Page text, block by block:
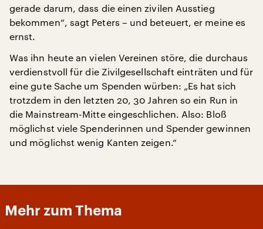
gerade darum, dass die einen zivilen Ausstieg
bekommen“, sagt Peters – und beteuert, er meine es
ernst.
Was ihn heute an vielen Vereinen störe, die durchaus
verdienstvoll für die Zivilgesellschaft einträten und für
eine gute Sache um Spenden würben: „Es hat sich
trotzdem in den letzten 20, 30 Jahren so ein Run in
die Mainstream-Mitte eingeschlichen. Also: Bloß
möglichst viele Spenderinnen und Spender gewinnen
und möglichst wenig Kanten zeigen.“
Mehr zum Thema